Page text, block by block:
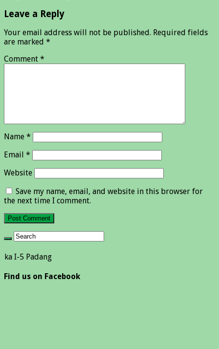
Leave a Reply
Your email address will not be published. Required fields
are marked *
Comment *
Name *
Email *
Website
Save my name, email, and website in this browser for
the next time I comment.
Find us on Facebook